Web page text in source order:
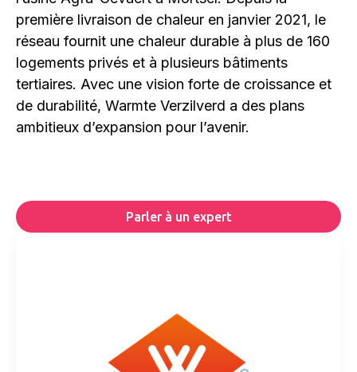
première livraison de chaleur en janvier 2021, le
réseau fournit une chaleur durable à plus de 160
logements privés et à plusieurs bâtiments
tertiaires. Avec une vision forte de croissance et
de durabilité, Warmte Verzilverd a des plans
ambitieux d’expansion pour l’avenir.
Parler à un expert